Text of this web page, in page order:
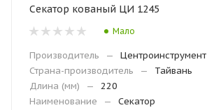
Секатор кованый ЦИ 1245
Мало
Производитель —
Центроинструмент
Страна-производитель
—
Тайвань
Длина (мм)
—
220
Наименование
—
Секатор